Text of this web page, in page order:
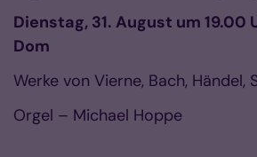
Dienstag, 31. August um 19.00
Dom
Werke von Vierne, Bach, Händel,
Orgel – Michael Hoppe